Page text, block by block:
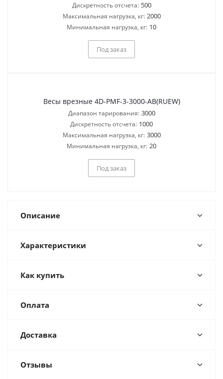
Дискретность отсчета: 500
Максимальная нагрузка, кг: 2000
Минимальная нагрузка, кг: 10
Под заказ
Весы врезные 4D-PMF-3-3000-AB(RUEW)
Диапазон тарирования: 3000
Дискретность отсчета: 1000
Максимальная нагрузка, кг: 3000
Минимальная нагрузка, кг: 20
Под заказ
Описание
Характеристики
Как купить
Оплата
Доставка
Отзывы